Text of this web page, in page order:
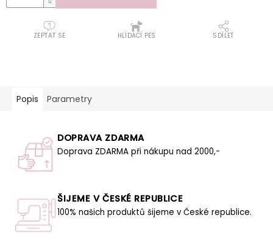
ZEPTAT SE HLÍDACÍ PES SDÍLET
Popis Parametry
DOPRAVA ZDARMA
Doprava ZDARMA při nákupu nad 2000,-
ŠIJEME V ČESKÉ REPUBLICE
100% našich produktů šijeme v České republice.